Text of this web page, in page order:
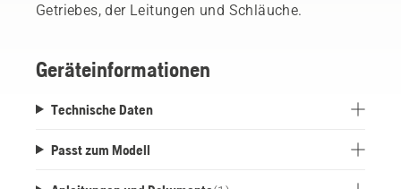
Getriebes, der Leitungen und Schläuche.
Geräteinformationen
Technische Daten
Passt zum Modell